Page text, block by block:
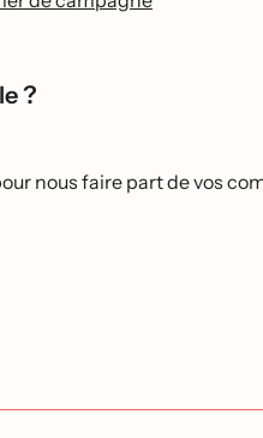
?
nous faire part de vos